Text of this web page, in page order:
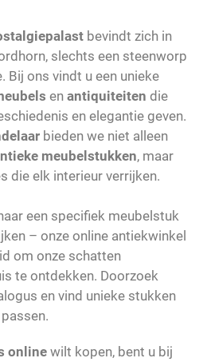
bevindt zich in
slechts een steenworp
Bij ons vindt u een unieke
en antiquiteiten die
en elegantie geven.
bieden we niet alleen
meubelstukken, maar
die elk interieur verrijken.
een specifiek meubelstuk
– onze online antiekwinkel
om onze schatten
te ontdekken. Doorzoek
en vind unieke stukken
online wilt kopen, bent u bij